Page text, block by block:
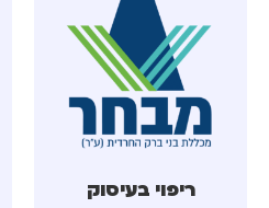
ריפוי בעיסוק